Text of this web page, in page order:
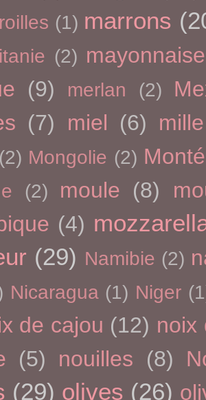
(1) marrons
(2) mayonnaise
(9) merlan (2)
(7) miel (6)
(2) Mongolie (2)
(2) moule (8)
(4)
(29) Namibie (2)
Nicaragua (1) Niger
de cajou (12) noix
(5) nouilles (8)
(29) olives (26)